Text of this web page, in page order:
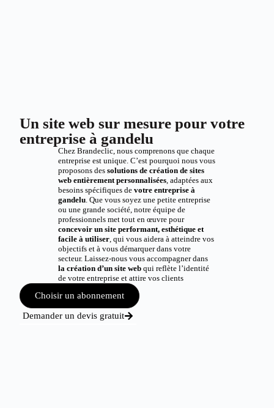
Un site web sur mesure pour votre
entreprise à gandelu
Chez Brandeclic, nous comprenons que chaque
entreprise est unique. C’est pourquoi nous vous
proposons des solutions de création de sites
web entièrement personnalisées, adaptées aux
besoins spécifiques de votre entreprise à
gandelu. Que vous soyez une petite entreprise
ou une grande société, notre équipe de
professionnels met tout en œuvre pour
concevoir un site performant, esthétique et
facile à utiliser, qui vous aidera à atteindre vos
objectifs et à vous démarquer dans votre
secteur. Laissez-nous vous accompagner dans
la création d’un site webqui reflète l’identité
de votre entreprise et attire vos clients
Choisir un abonnement
Demander un devis gratuit